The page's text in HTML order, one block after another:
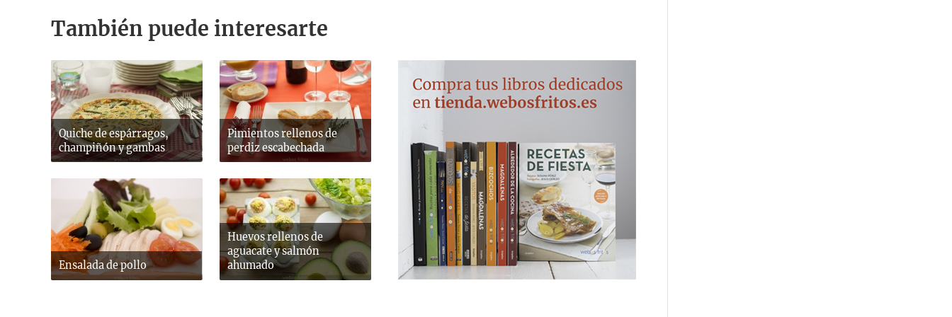
También puede interesarte
Quiche de espárragos,
champiñón y gambas
Pimientos rellenos de
perdiz escabechada
Ensalada de pollo
Huevos rellenos de
aguacate y salmón
ahumado